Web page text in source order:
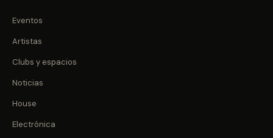
Eventos
Artistas
Clubs y espacios
Noticias
House
Electrónica